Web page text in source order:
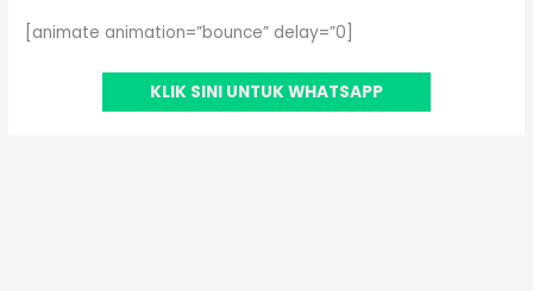
[animate animation=”bounce” delay=”0]
KLIK SINI UNTUK WHATSAPP